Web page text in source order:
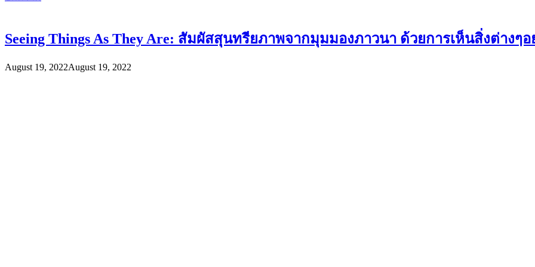
Seeing Things As They Are: สัมผัสสุนทรียภาพจากมุมมองภาวนา ด้วยการเห็นสิ่งต่างๆอ
August 19, 2022August 19, 2022